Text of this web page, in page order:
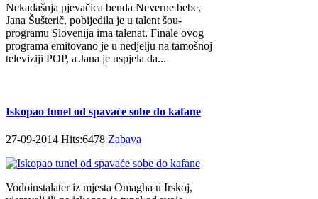
Nekadašnja pjevačica benda Neverne bebe,
Jana Šušterič, pobijedila je u talent šou-
programu Slovenija ima talenat. Finale ovog
programa emitovano je u nedjelju na tamošnoj
televiziji POP, a Jana je uspjela da...
Iskopao tunel od spavaće sobe do kafane
27-09-2014 Hits:6478 Zabava
Vodoinstalater iz mjesta Omagha u Irskoj,